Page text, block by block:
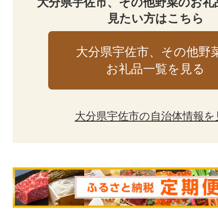
見たい方はこちら
大分県宇佐市、その他野
お礼品一覧を見る
大分県宇佐市の自治体情報を